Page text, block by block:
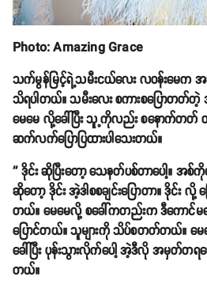
Photo: Amazing Grace
သက်မွန်မြင့်ရဲ့သမီးငယ်လေး လဝန်းမေက အ
သိရပါတယ်။ သမီးလေး စကားစပြောတတ်
မေမေ လို့ခေါ်ပြီး သူ့ကိုလည်း စနောက်တ
ဆက်လက်ပြောပြထားပါသေးတယ်။
'' ဒိုင်း ဆိုပြီးတော့ သေနတ်ပစ်တာပေါ့။ အ
ဆိုတော့ ဒိုင်း အဲ့ဒါစစချင်းပြောတာ။ ဒိုင်း လို့
တယ်။ မေမေလို့ စခေါ်ကတည်းက ဒီကောင်မ
ပြောင်တယ်။ သူများကို သိပ်စတတ်တယ်။ မေ
ခေါ်ပြီး ပုန်းသွားလိုက်ပေါ့ အဲ့ဒီလို အမှတ်တ
တယ်။